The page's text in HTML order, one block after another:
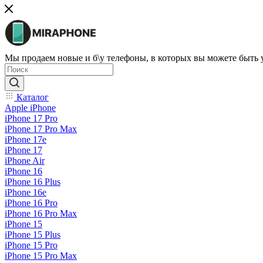
Мы продаем новые и б\у телефоны, в которых вы можете быть
Каталог
Apple iPhone
iPhone 17 Pro
iPhone 17 Pro Max
iPhone 17e
iPhone 17
iPhone Air
iPhone 16
iPhone 16 Plus
iPhone 16e
iPhone 16 Pro
iPhone 16 Pro Max
iPhone 15
iPhone 15 Plus
iPhone 15 Pro
iPhone 15 Pro Max